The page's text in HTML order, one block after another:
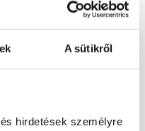
A sütikről
hirdetések személyre
fekete árnyalata
ami mozgás
kis
mosolyt